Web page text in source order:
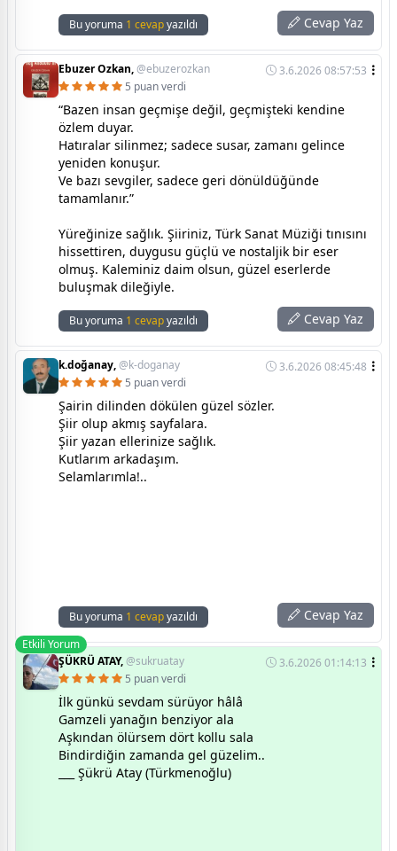
Bu yoruma 1 cevapyazıldı Cevap Yaz
Ebuzer Ozkan,@ebuzerozkan
3.6.2026 08:57:53
5 puan verdi
“Bazen insan geçmişe değil, geçmişteki kendine
özlem duyar.
Hatıralar silinmez; sadece susar, zamanı gelince
yeniden konuşur.
Ve bazı sevgiler, sadece geri dönüldüğünde
tamamlanır.”
Yüreğinize sağlık. Şiiriniz, Türk Sanat Müziği tınısını
hissettiren, duygusu güçlü ve nostaljik bir eser
olmuş. Kaleminiz daim olsun, güzel eserlerde
buluşmak dileğiyle.
Bu yoruma 1 cevapyazıldı Cevap Yaz
k.doğanay,@k-doganay
3.6.2026 08:45:48
5 puan verdi
Şairin dilinden dökülen güzel sözler.
Şiir olup akmış sayfalara.
Şiir yazan ellerinize sağlık.
Kutlarım arkadaşım.
Selamlarımla!..
Bu yoruma 1 cevapyazıldı Cevap Yaz
Etkili Yorum
ŞÜKRÜ ATAY,@sukruatay
3.6.2026 01:14:13
5 puan verdi
İlk günkü sevdam sürüyor hâlâ
Gamzeli yanağın benziyor ala
Aşkından ölürsem dört kollu sala
Bindirdiğin zamanda gel güzelim..
___ Şükrü Atay (Türkmenoğlu)